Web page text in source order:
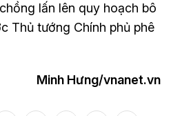
lấn lên quy hoạch bô
Thủ tướng Chính phủ phê
Minh Hưng/vnanet.vn